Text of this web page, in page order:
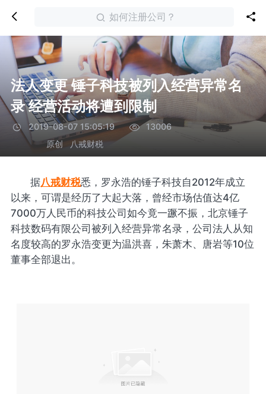
如何注册公司？
法人变更 锤子科技被列入经营异常名
录 经营活动将遭到限制
2019-08-07 15:05:19
13006
原创
八戒财税
据八戒财税悉，罗永浩的锤子科技自2012年成立
以来，可谓是经历了大起大落，曾经市场估值达4亿
7000万人民币的科技公司如今竟一蹶不振，北京锤子
科技数码有限公司被列入经营异常名录，公司法人从知
名度较高的罗永浩变更为温洪喜，朱萧木、唐岩等10位
董事全部退出。